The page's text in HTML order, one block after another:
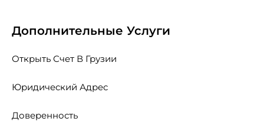
Дополнительные Услуги
Открыть Счет В Грузии
Юридический Адрес
Доверенность